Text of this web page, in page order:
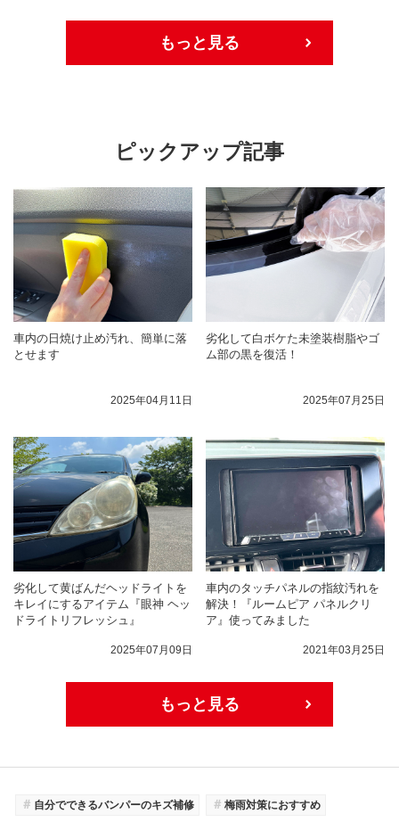
もっと見る
ピックアップ記事
車内の日焼け止め汚れ、簡単に落
とせます
2025年04月11日
劣化して白ボケた未塗装樹脂やゴ
ム部の黒を復活！
2025年07月25日
劣化して黄ばんだヘッドライトを
キレイにするアイテム『眼神 ヘッ
ドライトリフレッシュ』
2025年07月09日
車内のタッチパネルの指紋汚れを
解決！『ルームピア パネルクリ
ア』使ってみました
2021年03月25日
もっと見る
＃ 自分でできるバンパーのキズ補修 ＃ 梅雨対策におすすめ